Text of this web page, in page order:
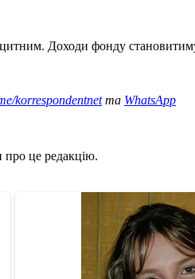
Доходи фонду
korrespondentnetта WhatsApp
про це редакцію.